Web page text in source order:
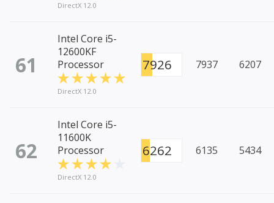
DirectX 12.0
61
Intel Core i5-
12600KF
Processor
DirectX 12.0
7926 7937 6207
62
Intel Core i5-
11600K
Processor
DirectX 12.0
6262 6135 5434